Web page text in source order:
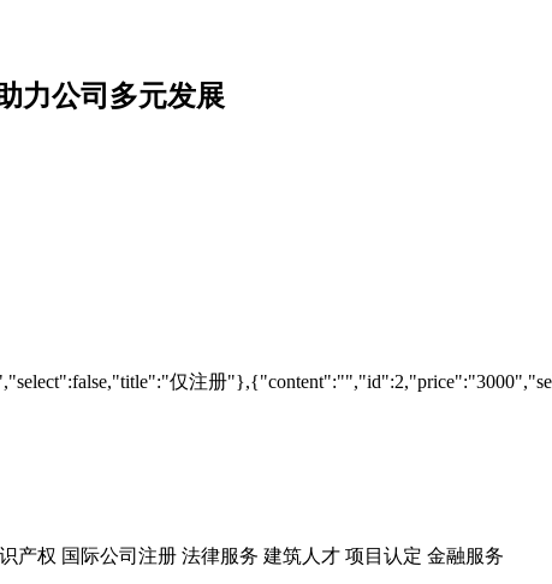
力公司多元发展
仅注册
产权 国际公司注册 法律服务 建筑人才 项目认定 金融服务